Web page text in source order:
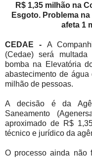
R$ 1,35 milhão na
Esgoto. Problema
afeta 1
CEDAE - A
(Cedae) será
bomba na Elevatória
abastecimento de
milhão de pessoas.
A decisão é da
Saneamento
aproximado de R$
técnico e jurídico da
O processo ainda não